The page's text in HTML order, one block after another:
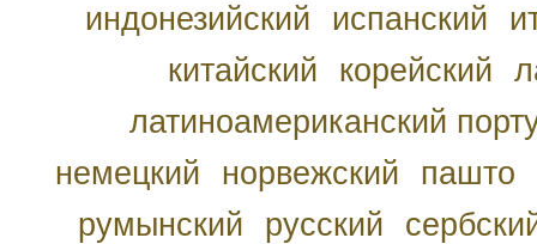
индонезийский
испанский
китайский
корейский
латиноамериканский
немецкий
норвежский
пашто
румынский
русский